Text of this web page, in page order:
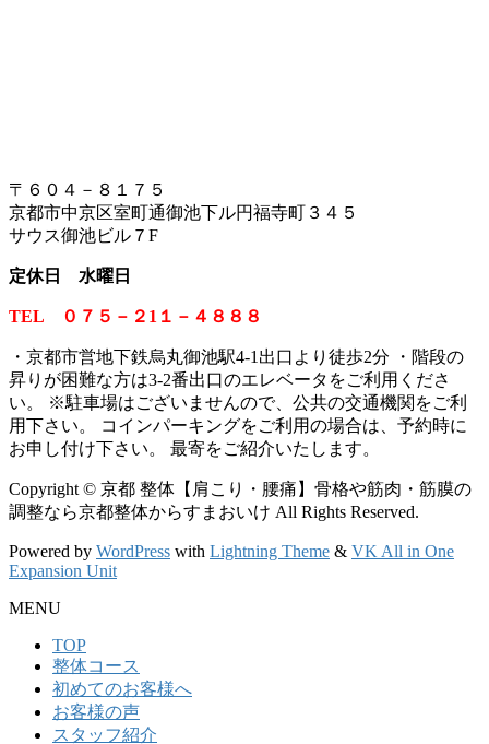
〒６０４－８１７５
京都市中京区室町通御池下ル円福寺町３４５
サウス御池ビル７F
定休日 水曜日
TEL ０７５－２1１－４８８８
・京都市営地下鉄烏丸御池駅4-1出口より徒歩2分 ・階段の
昇りが困難な方は3-2番出口のエレベータをご利用くださ
い。
※駐車場はございませんので、公共の交通機関をご利
用下さい。 コインパーキングをご利用の場合は、予約時に
お申し付け下さい。 最寄をご紹介いたします。
Copyright © 京都 整体【肩こり・腰痛】骨格や筋肉・筋膜の
調整なら京都整体からすまおいけ All Rights Reserved.
Powered by WordPress with Lightning Theme & VK All in One
Expansion Unit
MENU
TOP
整体コース
初めてのお客様へ
お客様の声
スタッフ紹介